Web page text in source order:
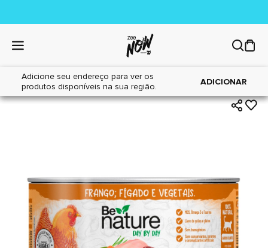
Adicione seu endereço para ver os
produtos disponíveis na sua região.
ADICIONAR
Home|Gatos|Alimentos Naturais